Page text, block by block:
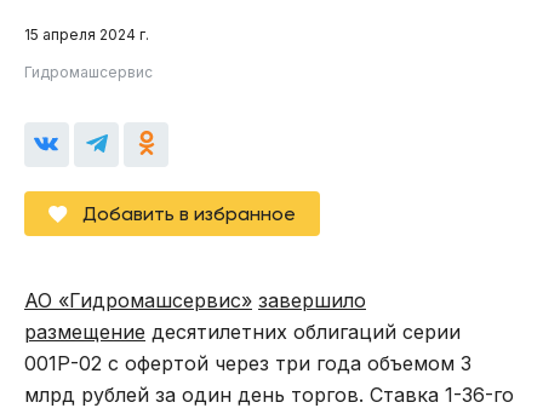
15 апреля 2024 г.
Гидромашсервис
Добавить в избранное
АО «Гидромашсервис» завершило
размещение десятилетних облигаций серии
001Р-02 с офертой через три года объемом 3
млрд рублей за один день торгов. Ставка 1-36-го